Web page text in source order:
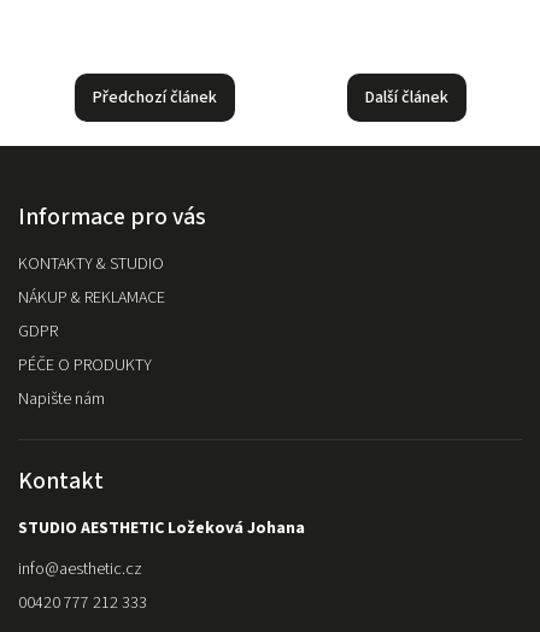
Předchozí článek Další článek
Informace pro vás
KONTAKTY & STUDIO
NÁKUP & REKLAMACE
GDPR
PÉČE O PRODUKTY
Napište nám
Kontakt
STUDIO AESTHETIC Ložeková Johana
info@aesthetic.cz
00420 777 212 333